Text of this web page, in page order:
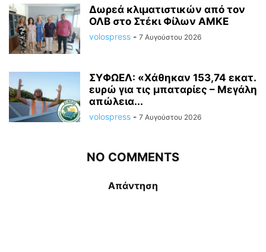
Δωρεά κλιματιστικών από τον
ΟΛΒ στο Στέκι Φίλων ΑΜΚΕ
volospress - 7 Αυγούστου 2026
ΣΥΦΩΕΛ: «Χάθηκαν 153,74 εκατ.
ευρώ για τις μπαταρίες – Μεγάλη
απώλεια...
volospress - 7 Αυγούστου 2026
NO COMMENTS
Απάντηση